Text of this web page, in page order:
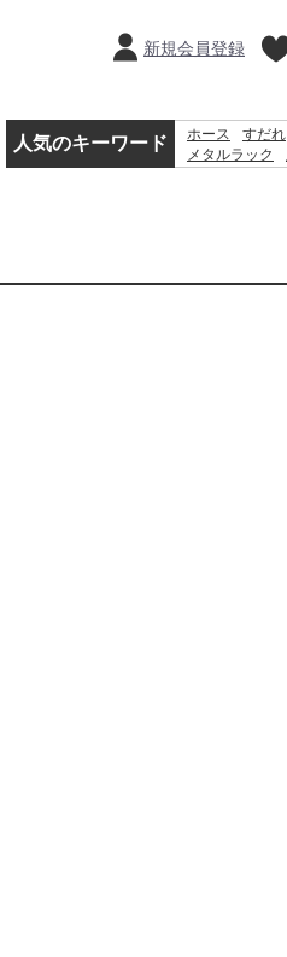
新規会員登録
人気のキーワード ホース すだれ
メタルラック